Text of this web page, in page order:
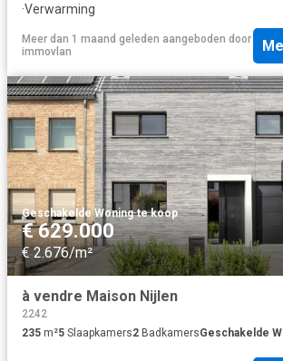
·Verwarming
Meer dan 1 maand geleden aangeboden door
immovlan
Geschakelde Woning·te koop
€ 629.000
€ 2.676/m²
à vendre Maison Nijlen
2242
235 m²5 Slaapkamers2 BadkamersGeschakelde